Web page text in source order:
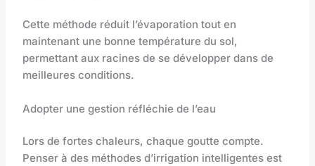
Cette méthode réduit l’évaporation tout en
maintenant une bonne température du sol,
permettant aux racines de se développer dans de
meilleures conditions.
Adopter une gestion réfléchie de l’eau
Lors de fortes chaleurs, chaque goutte compte.
Penser à des méthodes d’irrigation intelligentes est